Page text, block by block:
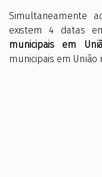
Simultaneamente
existem 4 datas
municipais em
municipais em União